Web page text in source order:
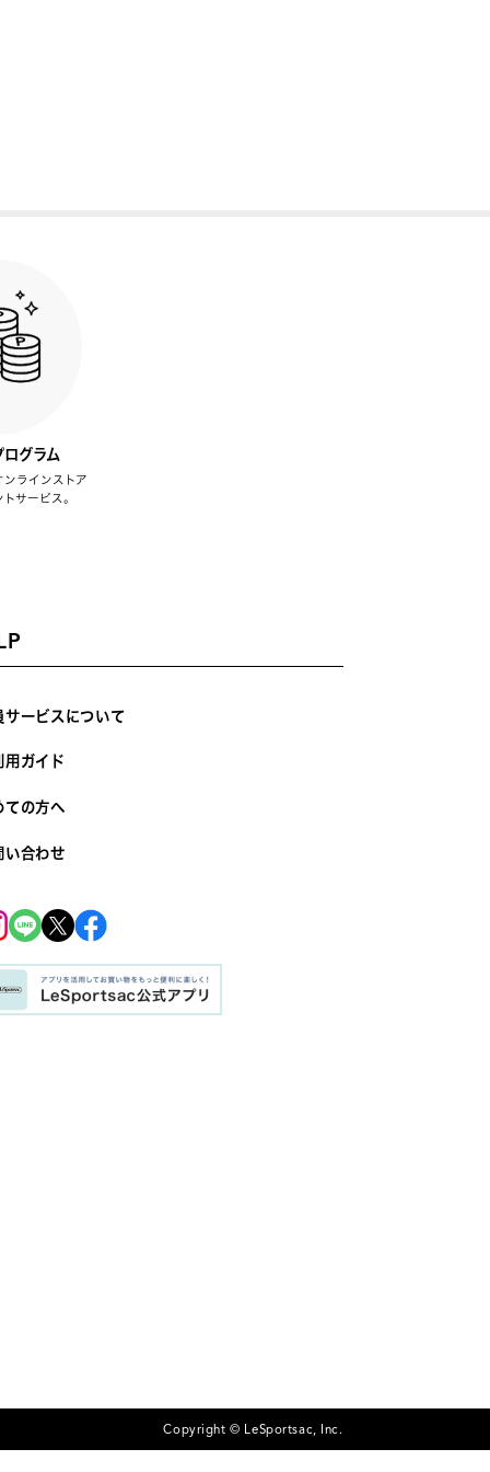
ログラム
ラインストア
サービス。
サービスについて
用ガイド
ての方へ
い合わせ
Copyright © LeSportsac, Inc.